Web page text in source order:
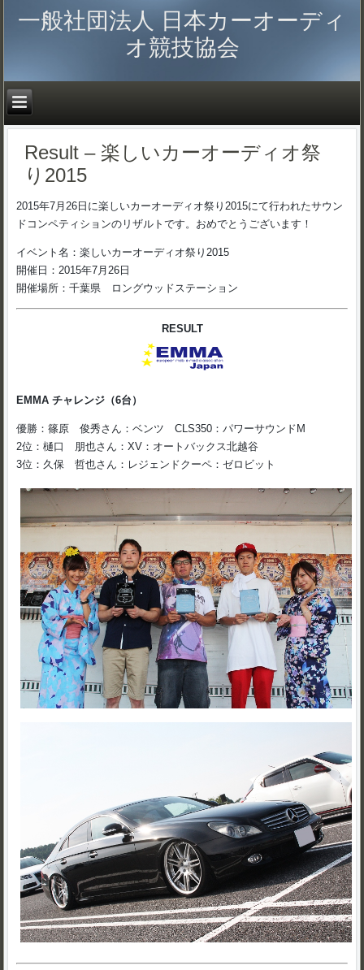
一般社団法人 日本カーオーディ
オ競技協会
Result – 楽しいカーオーディオ祭
り2015
2015年7月26日に楽しいカーオーディオ祭り2015にて行われたサウン
ドコンペティションのリザルトです。おめでとうございます！
イベント名：楽しいカーオーディオ祭り2015
開催日：2015年7月26日
開催場所：千葉県 ロングウッドステーション
RESULT
EMMA チャレンジ（6台）
優勝：篠原 俊秀さん：ベンツ CLS350：パワーサウンドM
2位：樋口 朋也さん：XV：オートバックス北越谷
3位：久保 哲也さん：レジェンドクーペ：ゼロビット